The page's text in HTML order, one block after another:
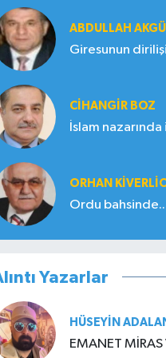
ABDULLAH
Giresunun dirilişi
CIHANGIR BOZ
İslam
ORHAN
Ordu bahsinde..
Yazarlar
HÜSEYIN
EMANET MİRAS